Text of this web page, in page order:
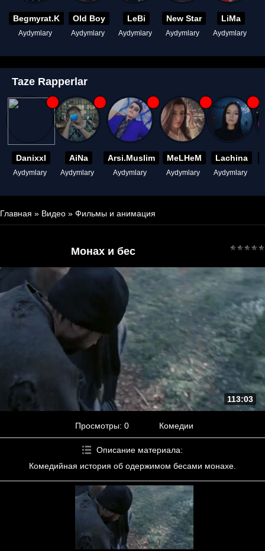
Begmyrat.K
Aydymlary
Old Boy
Aydymlary
LeBi
Aydymlary
New Star
Aydymlary
LiMa
Aydymlary
Taze Rapperlar
Danixxl
Aydymlary
AiNa
Aydymlary
Arsi.Muslim
Aydymlary
MeLHeM
Aydymlary
Lachina
Aydymlary
Главная » Видео » Фильмы и анимация
Монах и бес
113:03
Просмотры: 0 Комедии
Описание материала:
Комедийная история об одержимом бесами монахе.